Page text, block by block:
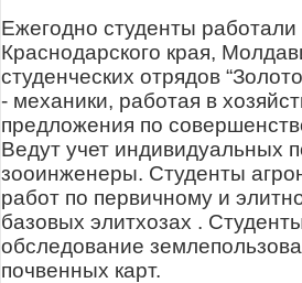
Ежегодно студенты
Краснодарского края,
студенческих отрядов
- механики, работая в
предложения по
Ведут учет индивидуальных
зооинженеры. Студенты
работ по первичному и
базовых элитхозах .
обследование
почвенных карт.